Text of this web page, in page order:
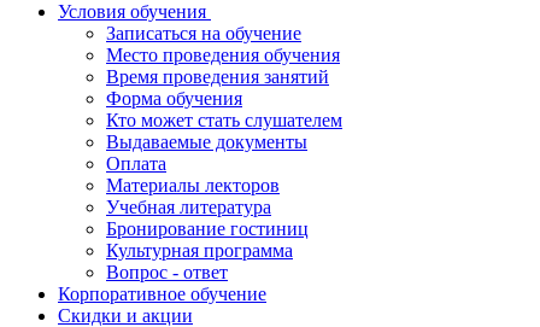
Условия обучения
Записаться на обучение
Место проведения обучения
Время проведения занятий
Форма обучения
Кто может стать слушателем
Выдаваемые документы
Оплата
Материалы лекторов
Учебная литература
Бронирование гостиниц
Культурная программа
Вопрос - ответ
Корпоративное обучение
Скидки и акции